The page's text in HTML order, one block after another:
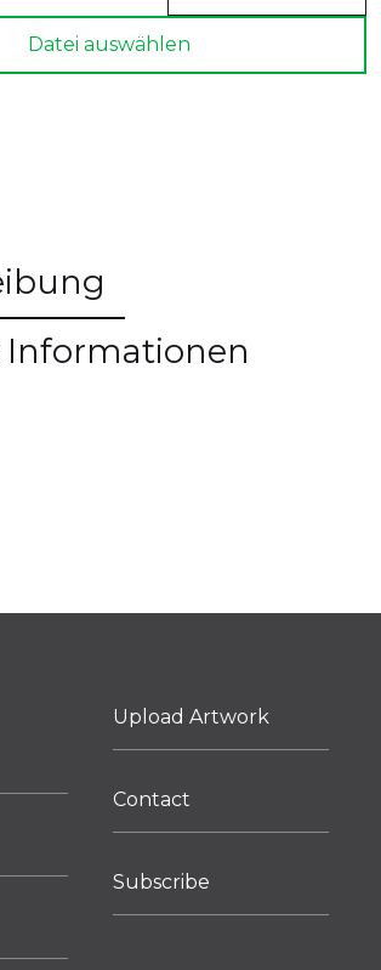
Datei auswählen
Informationen
Upload Artwork
Contact
Subscribe